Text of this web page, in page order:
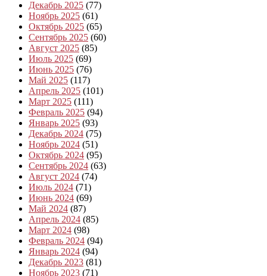
Декабрь 2025 (77)
Ноябрь 2025 (61)
Октябрь 2025 (65)
Сентябрь 2025 (60)
Август 2025 (85)
Июль 2025 (69)
Июнь 2025 (76)
Май 2025 (117)
Апрель 2025 (101)
Март 2025 (111)
Февраль 2025 (94)
Январь 2025 (93)
Декабрь 2024 (75)
Ноябрь 2024 (51)
Октябрь 2024 (95)
Сентябрь 2024 (63)
Август 2024 (74)
Июль 2024 (71)
Июнь 2024 (69)
Май 2024 (87)
Апрель 2024 (85)
Март 2024 (98)
Февраль 2024 (94)
Январь 2024 (94)
Декабрь 2023 (81)
Ноябрь 2023 (71)